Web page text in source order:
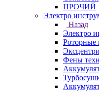
ПРОЧИЙ
Электро
Назад
Электро
Роторные
Фены